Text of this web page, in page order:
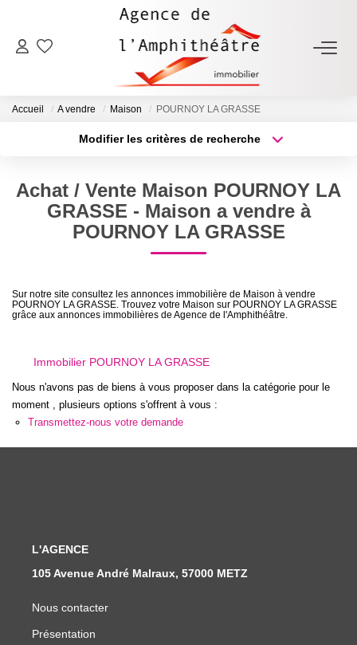
ACHETER
FAIRE GÉRER
Qui Sommes-Nous
Nous Rejoindre
Nos Actualités
CONTACT
Accueil A vendre Maison POURNOY LA GRASSE
Modifier les critères de recherche
Sélectionnez...
Type de bien
Achat / Vente Maison POURNOY LA
GRASSE - Maison a vendre à
POURNOY LA GRASSE
Sur notre site consultez les annonces immobilière de Maison à vendre
POURNOY LA GRASSE. Trouvez votre Maison sur POURNOY LA GRASSE
grâce aux annonces immobilières de Agence de l'Amphithéâtre.
Immobilier POURNOY LA GRASSE
Nous n'avons pas de biens à vous proposer dans la catégorie pour le
moment , plusieurs options s'offrent à vous :
Transmettez-nous votre demande
L'AGENCE
105 Avenue André Malraux, 57000 METZ
Nous contacter
Présentation